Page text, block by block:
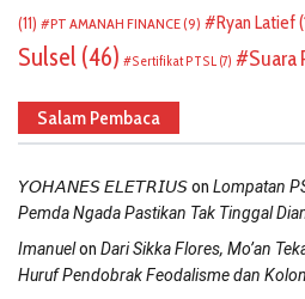
(11)
PT AMANAH FINANCE(9) Ryan Latief
Sulsel (46) Sertifikat PTSL (7) Suara
Salam Pembaca
𝘠𝘖𝘏𝘈𝘕𝘌𝘚 𝘌𝘓𝘌𝘛𝘙𝘐𝘜𝘚on Lompatan
Pemda Ngada Pastikan Tak Tinggal
Imanuelon Dari Sikka Flores, Mo’an
Huruf Pendobrak Feodalisme dan